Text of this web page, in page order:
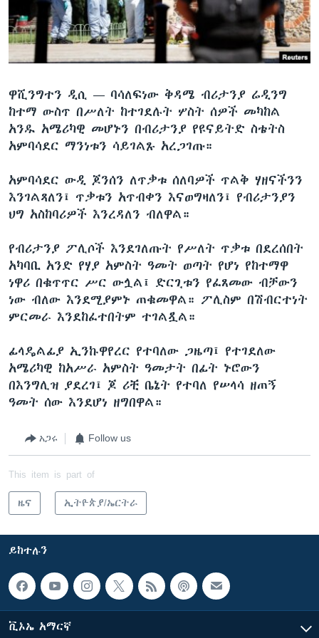
ቋንቋዎች
ዋሺንግተን ዲሲ — ባሳለፍነው ቅዳሜ ብሪታንያ ሬዲንግ
ከተማ ውስጥ በሥለት ከተገደሉት ሦስት ሰዎች መካከል
አንዱ አሜሪካዊ መሆኑን በብሪታንያ የዩናይትድ ስቴትስ
አምባሳደር ማንነቱን ሳይገልጹ አረጋገጡ።
አምባሳደር ውዲ ጆንሰን ለጥቃቱ ሰለባዎች ጥልቅ ሃዘናችንን
እንገልጻለን፤ ጥቃቱን አጥብቀን እናወግዛለን፤ የብሪታንያን
ህግ አስከባሪዎች እንረዳለን ብለዋል።
የብሪታንያ ፖሊሶች እንደገለጡት የሥለት ጥቃቱ በደረሰበት
አካባቢ አንድ የሃያ አምስት ዓመት ወጣት የሆነ የከተማዋ
ነዋሪ በቁጥጥር ሥር ውሏል፤ ድርጊቱን የፈጸመው ብቻውን
ነው ብለው እንደሚያምኑ ጠቁመዋል። ፖሊስም በሽብርተነት
ምርመራ እንደከፈተበትም ተገልጿል።
ፊላዴልፊያ ኢንኩዋየረር የተባለው ጋዜጣ፤ የተገደለው
አሜሪካዊ ከአሥራ አምስት ዓመታት በፊት ኑሮውን
በእንግሊዝ ያደረገ፤ ጆ ሪቺ ቤኔት የተባለ የሠላሳ ዘጠኝ
ዓመት ሰው እንደሆነ ዘግበዋል።
አጋሩ Follow us
This item is part of
ዜና ኢትዮጵያ/ኤርትራ
ይከተሉን
ቪኦኤ አማርኛ